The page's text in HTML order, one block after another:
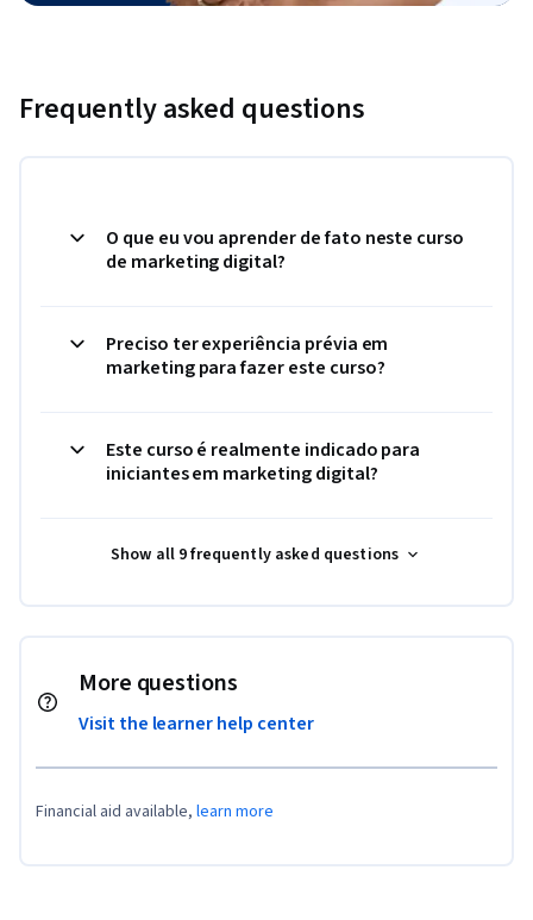
Frequently asked questions
O que eu vou aprender de fato neste curso
de marketing digital?
Preciso ter experiência prévia em
marketing para fazer este curso?
Este curso é realmente indicado para
iniciantes em marketing digital?
Show all 9 frequently asked questions
More questions
Visit the learner help center
Financial aid available, learn more